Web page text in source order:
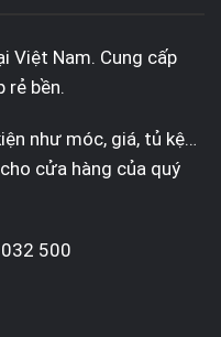
Việt Nam. Cung cấp
rẻ bền.
như móc, giá, tủ kệ…
cửa hàng của quý
500